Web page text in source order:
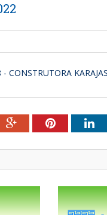
CONSTRUTORA
Google+Pinterest